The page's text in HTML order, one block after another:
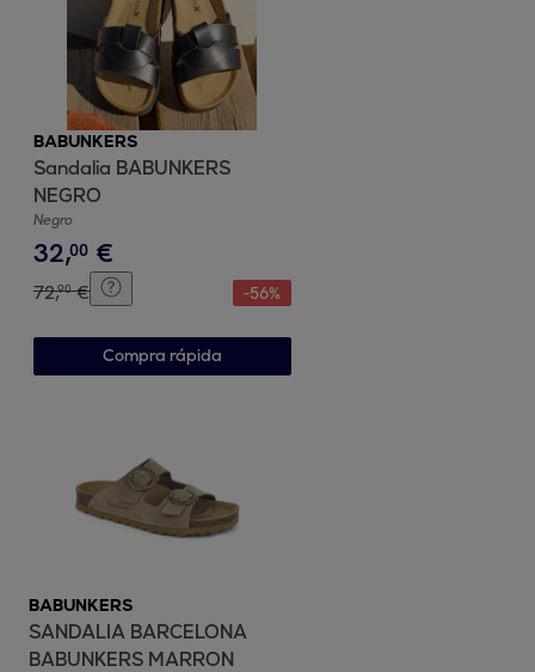
BABUNKERS
Sandalia BABUNKERS
NEGRO
Negro
32,00 €
72,90 € -56%
Compra rápida
BABUNKERS
SANDALIA BARCELONA
BABUNKERS MARRON